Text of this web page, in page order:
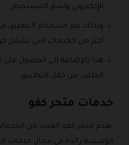
الإلكتروني واسم المستخدم.
وبذلك يتم استخدام التطبيق
أكثر من الخدمات التي تشمل
هذا بالإضافة إلى الحصول
الطلب من خلال التطبيق.
خدمات متجر كفو
يقدم متجر كفو العديد من
مؤسسة رائدة في مجال خدمات